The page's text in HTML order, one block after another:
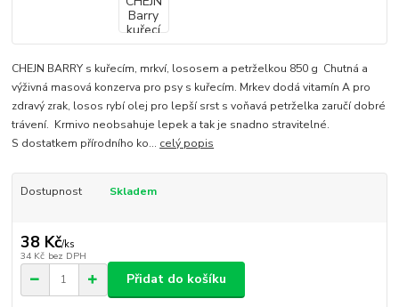
CHEJN BARRY s kuřecím, mrkví, lososem a petrželkou 850 g Chutná a
výživná masová konzerva pro psy s kuřecím. Mrkev dodá vitamín A pro
zdravý zrak, losos rybí olej pro lepší srst s voňavá petrželka zaručí dobré
trávení. Krmivo neobsahuje lepek a tak je snadno stravitelné.
S dostatkem přírodního ko... celý popis
Dostupnost Skladem
38 Kč/ks
34 Kč bez DPH
Přidat do košíku